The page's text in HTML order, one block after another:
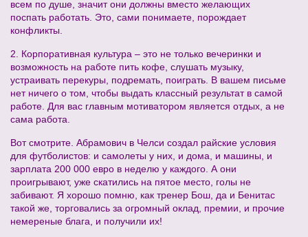
всем по душе, значит они должны вместо желающих
поспать работать. Это, сами понимаете, порождает
конфликты.
2. Корпоративная культура – это не только вечеринки и
возможность на работе пить кофе, слушать музыку,
устраивать перекуры, подремать, поиграть. В вашем письме
нет ничего о том, чтобы выдать классный результат в самой
работе. Для вас главным мотиватором является отдых, а не
сама работа.
Вот смотрите. Абрамович в Челси создал райские условия
для футболистов: и самолеты у них, и дома, и машины, и
зарплата 200 000 евро в неделю у каждого. А они
проигрывают, уже скатились на пятое место, голы не
забивают. Я хорошо помню, как тренер Бош, да и Бенитас
такой же, торговались за огромный оклад, премии, и прочие
немереные блага, и получили их!